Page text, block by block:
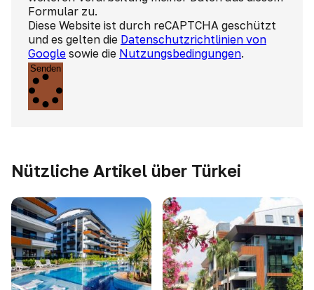
Formular zu.
Diese Website ist durch reCAPTCHA geschützt
und es gelten die Datenschutzrichtlinien von
Google sowie die Nutzungsbedingungen.
Senden
Nützliche Artikel über Türkei